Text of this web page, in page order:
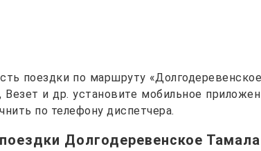
поездки по маршруту
Везет и др. установите мобильное
по телефону диспетчера.
Долгодеревенское Тамала